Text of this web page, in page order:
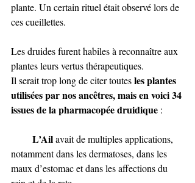
plante. Un certain rituel était observé lors de
ces cueillettes.
Les druides furent habiles à reconnaître aux
plantes leurs vertus thérapeutiques.
Il serait trop long de citer toutes les plantes
utilisées par nos ancêtres, mais en voici 34
issues de la pharmacopée druidique :
L’Ail avait de multiples applications,
notamment dans les dermatoses, dans les
maux d’estomac et dans les affections du